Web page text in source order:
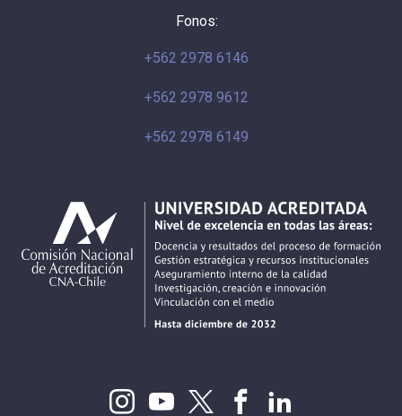
Fonos:
+562 2978 6146
+562 2978 9612
+562 2978 6149